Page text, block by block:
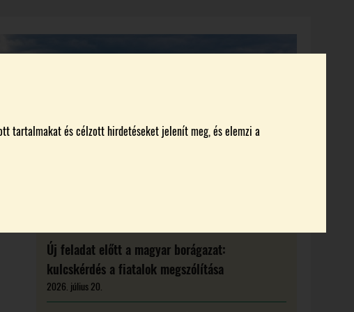
tartalmakat és célzott hirdetéseket jelenít meg, és elemzi a
2026 KI KICSODA RENDEZVÉNYEK MAGAZIN
Új feladat előtt a magyar borágazat:
kulcskérdés a fiatalok megszólítása
2026. július 20.